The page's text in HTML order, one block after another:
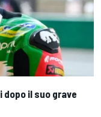
dopo il suo grave